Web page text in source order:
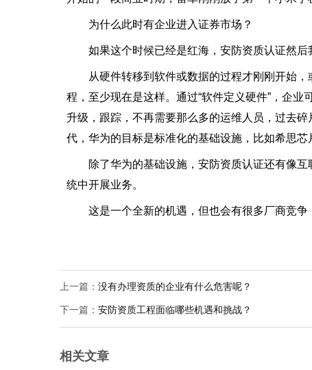
为什么此时有企业进入证券市场？
如果这个时候已经是红海，安防资质认证然后
从硬件转移到软件或数据的过程才刚刚开始
程，至少现在是这样。通过“软件定义硬件”，企业
升级，跟踪，不再需要那么多的运维人员，过去
代，华为的目标是标准化的基础设施，比如希思芯
除了华为的基础设施，安防资质认证还有像
统中开展业务。
这是一个全新的机遇，但也会有很多厂商竞争
上一篇： 没有办理资质的企业有什么危害呢？
下一篇： 安防资质工程面临哪些机遇和挑战？
相关文章